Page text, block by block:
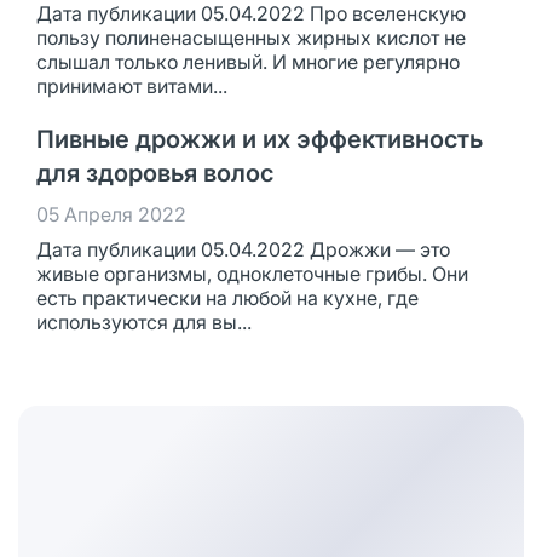
Дата публикации 05.04.2022 Про вселенскую
пользу полиненасыщенных жирных кислот не
слышал только ленивый. И многие регулярно
принимают витами...
Пивные дрожжи и их эффективность
для здоровья волос
05 Апреля 2022
Дата публикации 05.04.2022 Дрожжи — это
живые организмы, одноклеточные грибы. Они
есть практически на любой на кухне, где
используются для вы...